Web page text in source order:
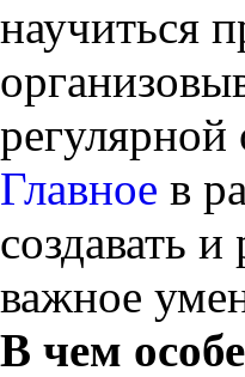
научиться
регулярной
Главное в
создавать
важное
В чем